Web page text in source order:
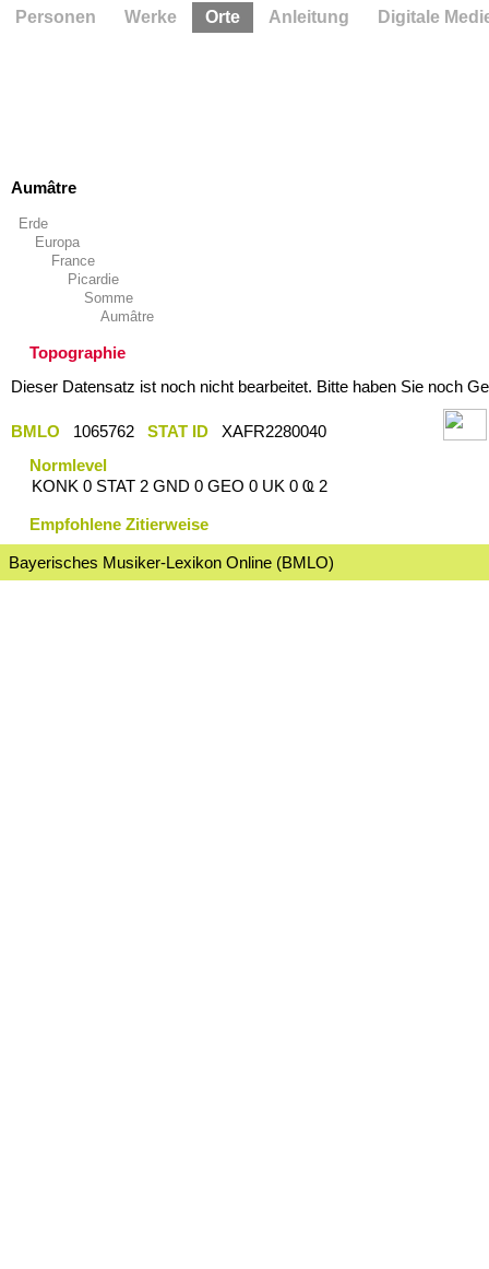
Aumâtre
Erde
Europa
France
Picardie
Somme
Aumâtre
Topographie
Dieser Datensatz ist noch nicht bearbeitet. Bitte haben Sie noch
BMLO 1065762 STAT ID
XAFR2280040
Normlevel
KONK 0 STAT 2 GND 0 GEO 0 UK 0 Ҩ 2
Empfohlene Zitierweise
Bayerisches Musiker-Lexikon Online (BMLO)
Personen Werke Orte Anleitung Digitale